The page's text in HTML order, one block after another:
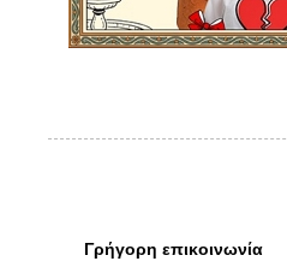
Γρήγορη επικοινωνία